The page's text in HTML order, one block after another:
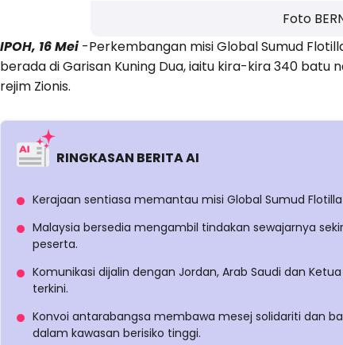
Foto
IPOH, 16 Mei-Perkembangan misi Global Sumud
berada di Garisan Kuning Dua, iaitu kira-kira 340 batu
rejim Zionis.
RINGKASAN BERITA AI
Kerajaan sentiasa memantau misi Global Sumud
Malaysia bersedia mengambil tindakan sewajarnya
peserta.
Komunikasi dijalin dengan Jordan, Arab Saudi dan
terkini.
Konvoi antarabangsa membawa mesej solidariti dan
dalam kawasan berisiko tinggi.